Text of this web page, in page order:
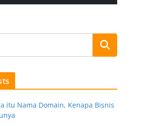
itu Nama Domain, Kenapa Bisnis